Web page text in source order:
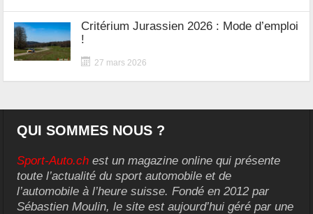
Critérium Jurassien 2026 : Mode d’emploi
!
27 mars 2026
QUI SOMMES NOUS ?
Sport-Auto.ch est un magazine online qui présente
toute l’actualité du sport automobile et de
l’automobile à l’heure suisse. Fondé en 2012 par
Sébastien Moulin, le site est aujourd’hui géré par une